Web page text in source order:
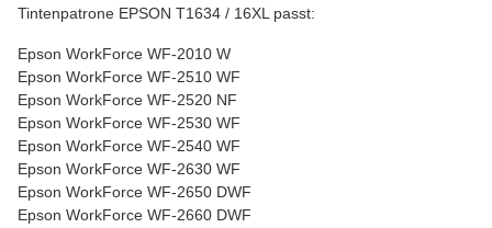
Tintenpatrone EPSON T1634 / 16XL passt:
Epson WorkForce WF-2010 W
Epson WorkForce WF-2510 WF
Epson WorkForce WF-2520 NF
Epson WorkForce WF-2530 WF
Epson WorkForce WF-2540 WF
Epson WorkForce WF-2630 WF
Epson WorkForce WF-2650 DWF
Epson WorkForce WF-2660 DWF